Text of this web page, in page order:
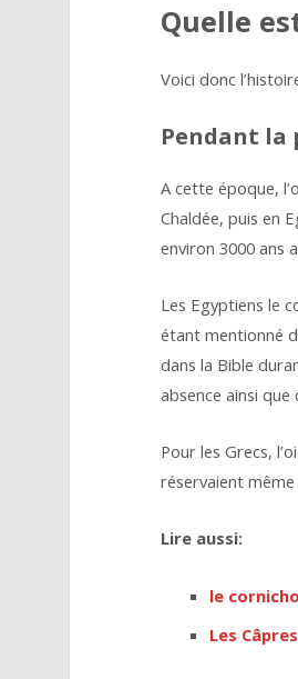
Quelle
Voici donc
Pendant la
A cette époque,
Chaldée, puis en
environ 3000 ans
Les Egyptiens le
étant mentionné
dans la Bible
absence ainsi que
Pour les Grecs,
réservaient
Lire aussi:
le
Les Câpres